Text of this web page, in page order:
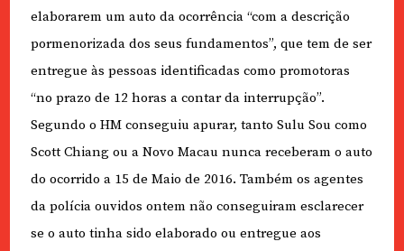
elaborarem um auto da ocorrência “com a descrição
pormenorizada dos seus fundamentos”, que tem de ser
entregue às pessoas identificadas como promotoras
“no prazo de 12 horas a contar da interrupção”.
Segundo o HM conseguiu apurar, tanto Sulu Sou como
Scott Chiang ou a Novo Macau nunca receberam o auto
do ocorrido a 15 de Maio de 2016. Também os agentes
da polícia ouvidos ontem não conseguiram esclarecer
se o auto tinha sido elaborado ou entregue aos